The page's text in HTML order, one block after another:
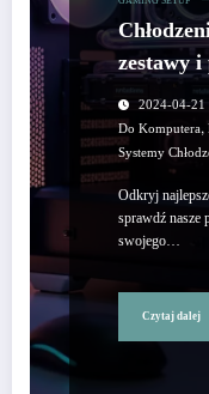
zestawy
2024-04-21
Do Komputera,
Systemy
Odkryj
sprawdź nasze
swojego…
Czytaj dalej